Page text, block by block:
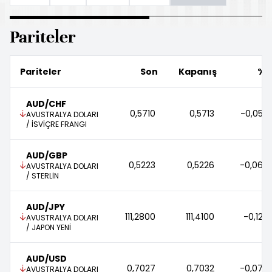
Pariteler
Pariteler Son Kapanış %
AUD/CHF
AVUSTRALYA DOLARI
/ İSVİÇRE FRANGI
0,5710 0,5713 -0,05
AUD/GBP
AVUSTRALYA DOLARI
/ STERLİN
0,5223 0,5226 -0,06
AUD/JPY
AVUSTRALYA DOLARI
/ JAPON YENİ
111,2800 111,4100 -0,12
AUD/USD
AVUSTRALYA DOLARI 0,7027 0,7032 -0,07